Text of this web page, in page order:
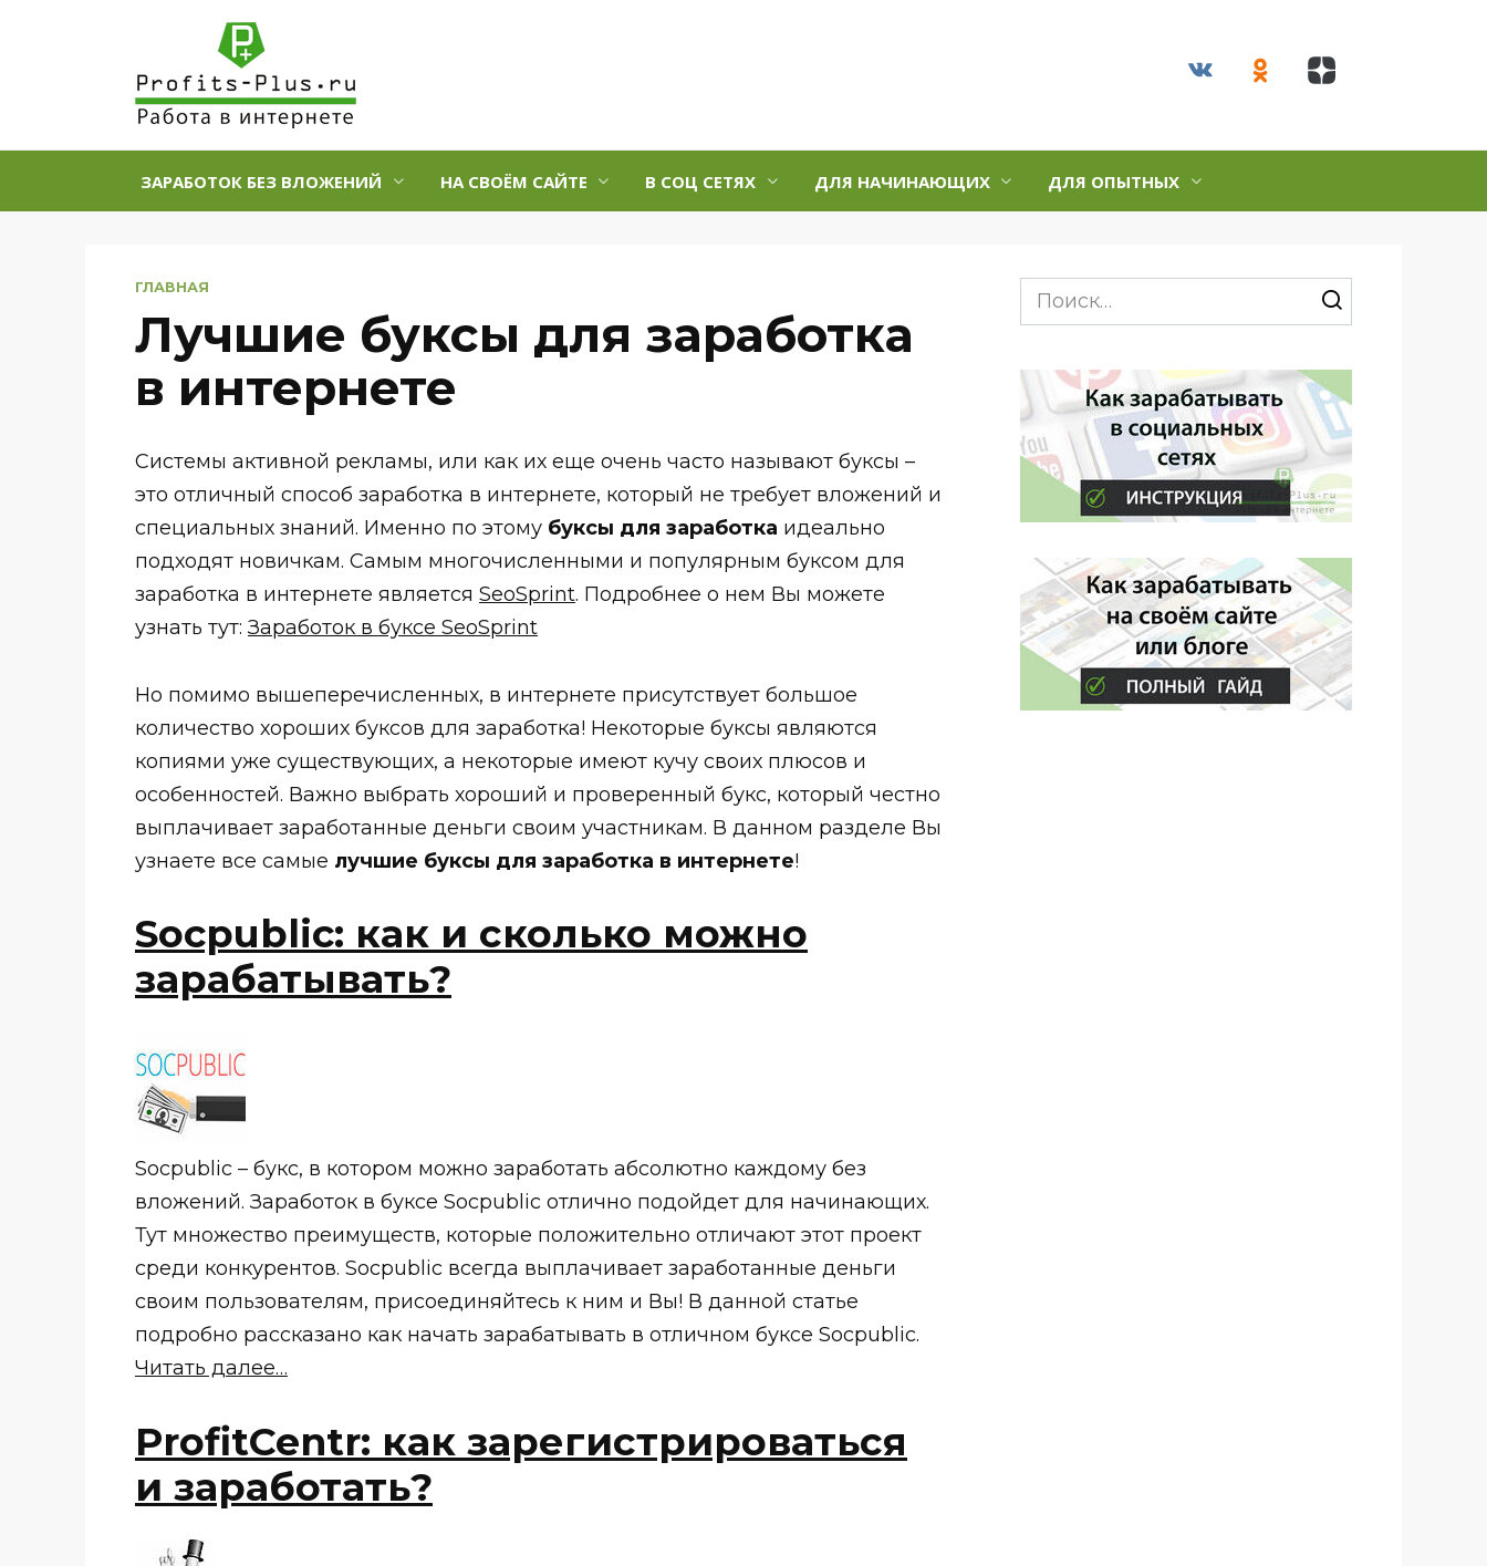
ЗАРАБОТОК БЕЗ ВЛОЖЕНИЙ НА СВОЁМ САЙТЕ В СОЦ СЕТЯХ ДЛЯ НАЧИНАЮЩИХ ДЛЯ ОПЫТНЫХ
ГЛАВНАЯ
Лучшие буксы для заработка
в интернете
Системы активной рекламы, или как их еще очень часто называют буксы –
это отличный способ заработка в интернете, который не требует вложений и
специальных знаний. Именно по этому буксы для заработка идеально
подходят новичкам. Самым многочисленными и популярным буксом для
заработка в интернете является SeoSprint. Подробнее о нем Вы можете
узнать тут: Заработок в буксе SeoSprint
Но помимо вышеперечисленных, в интернете присутствует большое
количество хороших буксов для заработка! Некоторые буксы являются
копиями уже существующих, а некоторые имеют кучу своих плюсов и
особенностей. Важно выбрать хороший и проверенный букс, который честно
выплачивает заработанные деньги своим участникам. В данном разделе Вы
узнаете все самые лучшие буксы для заработка в интернете!
Socpublic: как и сколько можно
зарабатывать?
Socpublic – букс, в котором можно заработать абсолютно каждому без
вложений. Заработок в буксе Socpublic отлично подойдет для начинающих.
Тут множество преимуществ, которые положительно отличают этот проект
среди конкурентов. Socpublic всегда выплачивает заработанные деньги
своим пользователям, присоединяйтесь к ним и Вы! В данной статье
подробно рассказано как начать зарабатывать в отличном буксе Socpublic.
Читать далее…
ProfitCentr: как зарегистрироваться
и заработать?
Search
for: